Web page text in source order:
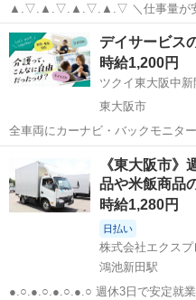
▲.▽.▲.▽.▲.▽.▲.▽ ＼仕事量が安
の方も挑戦できるドライバーです
るので、 安心してご就業いた
——————...
大阪 東大阪市 吉田駅
デイサービス
時給1,200円
ツクイ東大阪中新
東大阪市
全車両にカーナビ・バックモニタ
安心して始められます。 ※デイ
業務 ※専用車両(キャラバン・
降時の介護補助(歩行介助・車い...
東大阪市 ドライバー
《東大阪市》
品や米飯商品
時給1,280円
日払い
株式会社エクス
鴻池新田駅
●.○.●.○.●.○.●.○ 週休3日で安定就